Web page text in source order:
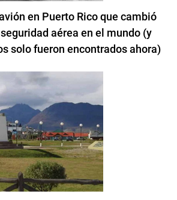
en Puerto Rico que cambió
aérea en el mundo (y
solo fueron encontrados ahora)